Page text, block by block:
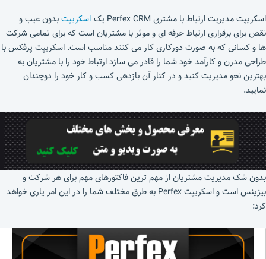
اسکریپت مدیریت ارتباط با مشتری Perfex CRM یک اسکریپتبدون عیب و
نقص برای برقراری ارتباط حرفه ای و موثر با مشتریان است که برای تمامی شرکت
ها و کسانی که به صورت دورکاری کار می کنند مناسب است. اسکریپت پرفکس با
طراحی مدرن و کارآمد خود شما را قادر می سازد ارتباط خود را با مشتریان به
بهترین نحو مدیریت کنید و در کنار آن بازدهی کسب و کار خود را دوچندان
نمایید.
بدون شک مدیریت مشتریان از مهم ترین فاکتورهای مهم برای هر شرکت و
بیزینس است و اسکریپت Perfex به طرق مختلف شما را در این امر یاری خواهد
کرد: